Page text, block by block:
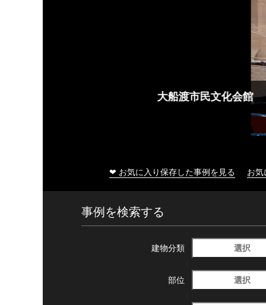
大船渡市民文化会館
❤ お気に入り保存した事例を見る お
事例を検索する
建物分類 選択
部位 選択